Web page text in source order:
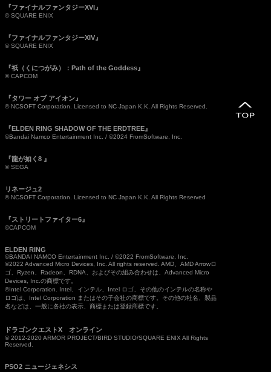
『ファイナルファンタジーXVI』
© SQUARE ENIX
『ファイナルファンタジーXIV』
© SQUARE ENIX
『祇（くにつがみ）：Path of the Goddess』
© CAPCOM
『タワー オブ アイオン』
© NCSOFT Corporation. Licensed to NC Japan K.K. All Rights Reserved.
『ELDEN RING SHADOW OF THE ERDTREE』
©Bandai Namco Entertainment Inc. / ©2024 FromSoftware, Inc.
『龍が如く8 』
© SEGA
リネージュ2
© NCSOFT Corporation. Licensed to NC Japan K.K. All Rights Reserved
『ストリートファイター6』
©CAPCOM
ELDEN RING
©BANDAI NAMCO Entertainment Inc. / ©2022 FromSoftware, Inc.
©2022 Advanced Micro Devices, Inc. All rights reserved. AMD、AMD Arrowロ
ゴ、Ryzen、Radeon、RDNA、およびその組み合わせは、Advanced Micro
Devices, Inc.の商標です。
©Intel Corporation. Intel、インテル、Intel ロゴ、その他のインテルの名称や
ロゴは、Intel Corporation またはその子会社の商標です。その他の社名、製品
名などは、一般に各社の表示、商標または登録商標です。
ドラゴンクエストX オンライン
© 2012-2020 ARMOR PROJECT/BIRD STUDIO/SQUARE ENIX All Rights
Reserved.
PSO2 ニュージェネシス